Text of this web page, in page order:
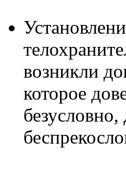
возникли
которое